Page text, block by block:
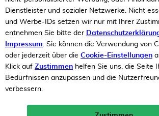
Dienstleister und sozialer Netzwerke. Nicht
und Werbe-IDs setzen wir nur mit Ihrer
entnehmen Sie bitte der
Impressum. Sie können die Verwendung von
oder jederzeit über die Cookie-Einstellungen
Klick auf Zustimmen helfen Sie uns, die Seite
Bedürfnissen anzupassen und die
verbessern.